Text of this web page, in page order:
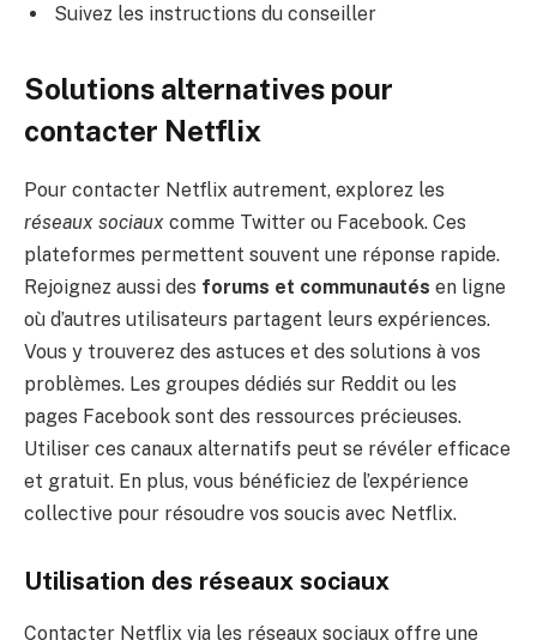
Suivez les instructions du conseiller
Solutions alternatives pour
contacter Netflix
Pour contacter Netflix autrement, explorez les
réseaux sociaux comme Twitter ou Facebook. Ces
plateformes permettent souvent une réponse rapide.
Rejoignez aussi des forums et communautés en ligne
où d’autres utilisateurs partagent leurs expériences.
Vous y trouverez des astuces et des solutions à vos
problèmes. Les groupes dédiés sur Reddit ou les
pages Facebook sont des ressources précieuses.
Utiliser ces canaux alternatifs peut se révéler efficace
et gratuit. En plus, vous bénéficiez de l’expérience
collective pour résoudre vos soucis avec Netflix.
Utilisation des réseaux sociaux
Contacter Netflix via les réseaux sociaux offre une